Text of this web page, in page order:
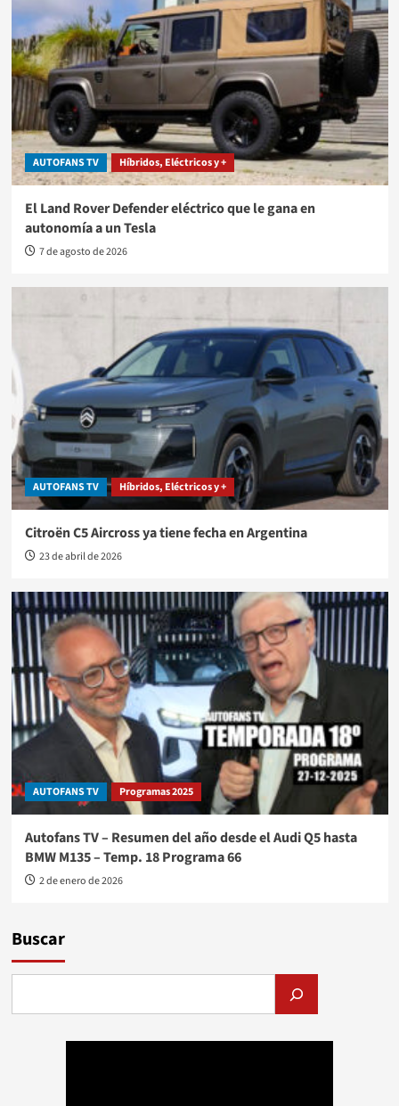
AUTOFANS TV Híbridos, Eléctricos y +
El Land Rover Defender eléctrico que le gana en
autonomía a un Tesla
7 de agosto de 2026
AUTOFANS TV Híbridos, Eléctricos y +
Citroën C5 Aircross ya tiene fecha en Argentina
23 de abril de 2026
AUTOFANS TV Programas 2025
Autofans TV – Resumen del año desde el Audi Q5 hasta
BMW M135 – Temp. 18 Programa 66
2 de enero de 2026
Buscar